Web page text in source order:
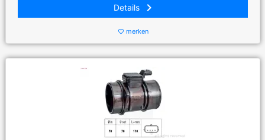
Details keyboard_arrow_right
favorite_border merken